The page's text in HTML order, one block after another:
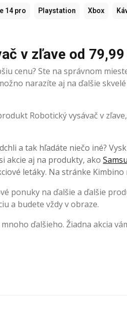
14 pro Playstation Xbox
v zľave od
cenu? Ste na správnom
narazíte aj na ďalšie
Robotický vysávač v
a tak hľadáte niečo iné?
akcie aj na produkty, ako
letáky. Na stránke
ponuky na ďalšie a ďalšie
a budete vždy v obraze.
ďalšieho. Žiadna akcia